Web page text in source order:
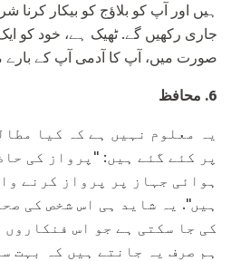
ہیں اور آپ کو بلاؤج کو بیکار کرنا
جاری رکھیں گے. ٹھیک ہے، خود کو
صورت میں، آپ کا آدمی آپ کے بارے
6. محافظ
یہ معلوم نہیں ہے کہ کیا
پر کئے گئے ہیں: "پرواز کی
ہوائی جہاز پر پرواز کرنے
ہیں". یہ شاید ہی اس شخص کی
کی جا سکتی ہے جو اس
ہم صرف یہ جانتے ہیں کہ بہت